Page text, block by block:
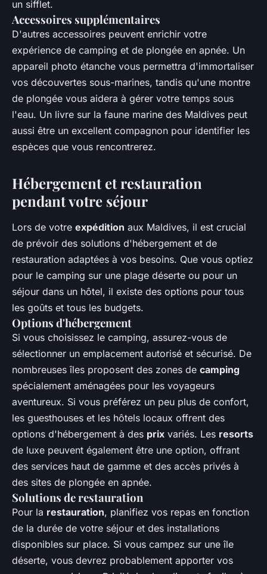
un sifflet.
Accessoires supplémentaires
D'autres accessoires peuvent enrichir votre
expérience de camping et de plongée en apnée. Un
appareil photo étanche vous permettra d'immortaliser
vos découvertes sous-marines, tandis qu'une montre
de plongée vous aidera à gérer votre temps sous
l'eau. Un livre sur la faune marine des Maldives peut
aussi être un excellent compagnon pour identifier les
espèces que vous rencontrerez.
Hébergement et restauration
pendant votre séjour
Lors de votre expédition aux Maldives, il est crucial
de prévoir des solutions d'hébergement et de
restauration adaptées à vos besoins. Que vous optiez
pour le camping sur une plage déserte ou pour un
séjour dans un hôtel, il existe des options pour tous
les goûts et tous les budgets.
Options d'hébergement
Si vous choisissez le camping, assurez-vous de
sélectionner un emplacement autorisé et sécurisé. De
nombreuses îles proposent des zones de camping
spécialement aménagées pour les voyageurs
aventureux. Si vous préférez un peu plus de confort,
les guesthouses et les hôtels locaux offrent des
options d'hébergement à des prix variés. Les resorts
de luxe peuvent également être une option, offrant
des services haut de gamme et des accès privés à
des sites de plongée en apnée.
Solutions de restauration
Pour la restauration, planifiez vos repas en fonction
de la durée de votre séjour et des installations
disponibles sur place. Si vous campez sur une île
déserte, vous devrez probablement apporter vos